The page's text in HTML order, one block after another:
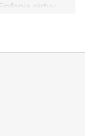
siirtyy